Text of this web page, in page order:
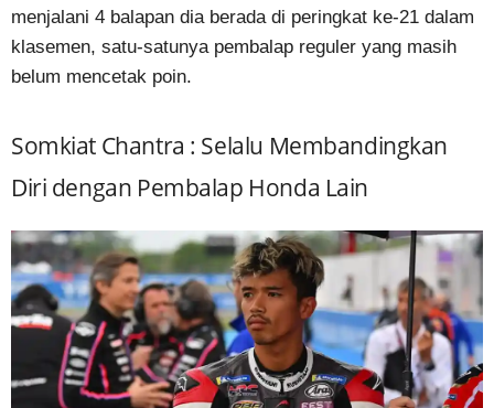
menjalani 4 balapan dia berada di peringkat ke-21 dalam
klasemen, satu-satunya pembalap reguler yang masih
belum mencetak poin.
Somkiat Chantra : Selalu Membandingkan
Diri dengan Pembalap Honda Lain